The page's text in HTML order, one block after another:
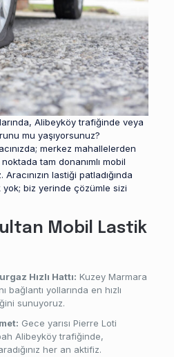
Alibeyköy trafiğinde veya
mu yaşıyorsunuz?
merkez mahallelerden
tam donanımlı mobil
Aracınızın lastiği patladığında
biz yerinde çözümle sizi
Mobil Lastik
Hızlı Hattı: Kuzey Marmara
bağlantı yollarında en hızlı
sunuyoruz.
Gece yarısı Pierre Loti
Alibeyköy trafiğinde,
her an aktifiz.